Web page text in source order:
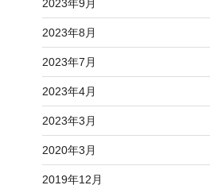
2023年9月
2023年8月
2023年7月
2023年4月
2023年3月
2020年3月
2019年12月